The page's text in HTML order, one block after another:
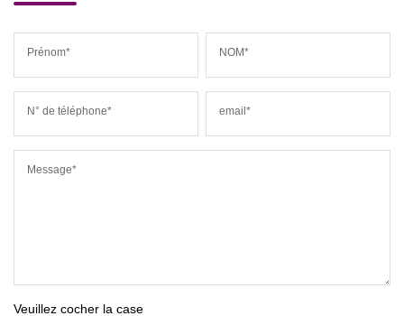
Prénom* NOM*
N° de téléphone* email*
Message*
Veuillez cocher la case